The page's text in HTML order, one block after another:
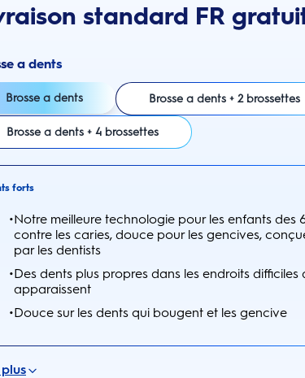
standard FR
a dents
Brosse a dents Brosse a dents + 2 brossettes
Brosse a dents + 4 brossettes
forts
•Notre meilleure technologie pour les enfants des
contre les caries, douce pour les gencives,
par les dentists
•Des dents plus propres dans les endroits difficiles
apparaissent
•Douce sur les dents qui bougent et les gencive